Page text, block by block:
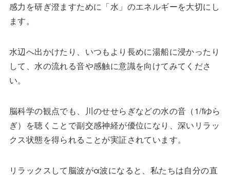
感力を研ぎ澄ますために「水」のエネルギーを大切にし
ます。
水辺へ出かけたり、いつもより長めに湯船に浸かったり
して、水の流れる音や感触に意識を向けてみてくださ
い。
脳科学の観点でも、川のせせらぎなどの水の音（1/fゆら
ぎ）を聴くことで副交感神経が優位になり、深いリラッ
クス状態を得られることが実証されています。
リラックスして脳波がα波になると、私たちは自分の直